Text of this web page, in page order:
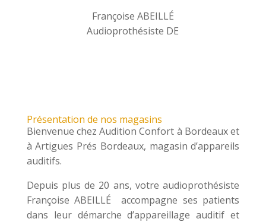
Françoise ABEILLÉ
Audioprothésiste DE
Présentation de nos magasins
Bienvenue chez Audition Confort à Bordeaux et
à Artigues Prés Bordeaux, magasin d’appareils
auditifs.
Depuis plus de 20 ans, votre audioprothésiste
Françoise ABEILLÉ accompagne ses patients
dans leur démarche d’appareillage auditif et